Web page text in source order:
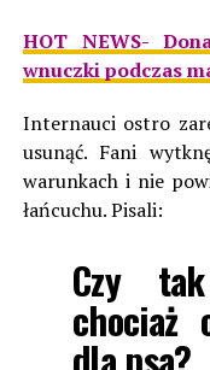
HOT NEWS-
wnuczki podczas
Internauci ostro
usunąć. Fani
warunkach i nie
łańcuchu. Pisali:
Czy
chociaż